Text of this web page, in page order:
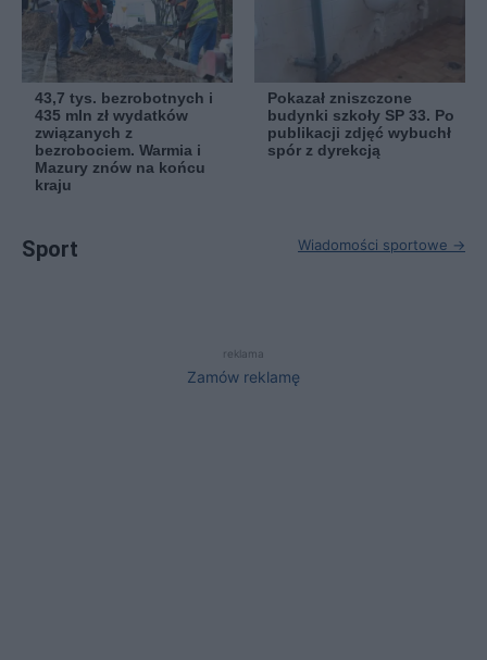
43,7 tys. bezrobotnych i
435 mln zł wydatków
związanych z
bezrobociem. Warmia i
Mazury znów na końcu
kraju
Pokazał zniszczone
budynki szkoły SP 33. Po
publikacji zdjęć wybuchł
spór z dyrekcją
Sport Wiadomości sportowe →
reklama
Zamów reklamę